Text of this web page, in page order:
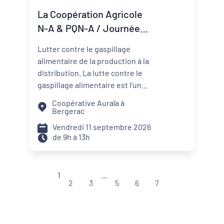
nécessaires pour transformer
une ambition politique en projet
territorial.
La Coopération Agricole
N-A & PQN-A / Journée
contre le gaspillage
alimentaire
Lutter contre le gaspillage
alimentaire de la production à la
distribution. La lutte contre le
gaspillage alimentaire est l'un
les projets alimentaires
territoriaux via : la
sensibilisation des convives, la
formation des agents de
solidarité. Sur les territoires, les
Coopérative Auraïa à
Bergerac
Vendredi 11 septembre 2026
de 9h à 13h
1
2
3
5
6 7